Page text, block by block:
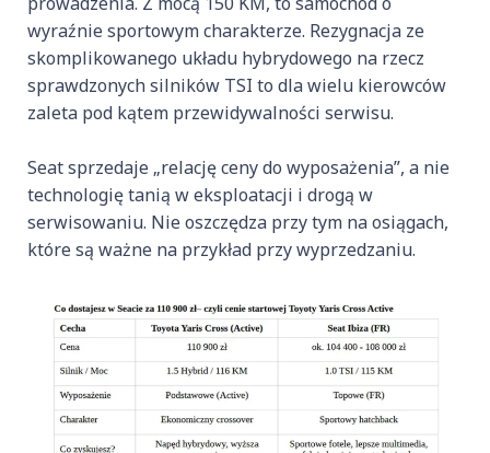
wyraźnie sportowym charakterze. Rezygnacja ze
skomplikowanego układu hybrydowego na rzecz
sprawdzonych silników TSI to dla wielu kierowców
zaleta pod kątem przewidywalności serwisu.
Seat sprzedaje „relację ceny do wyposażenia”, a nie
technologię tanią w eksploatacji i drogą w
serwisowaniu. Nie oszczędza przy tym na osiągach,
które są ważne na przykład przy wyprzedzaniu.